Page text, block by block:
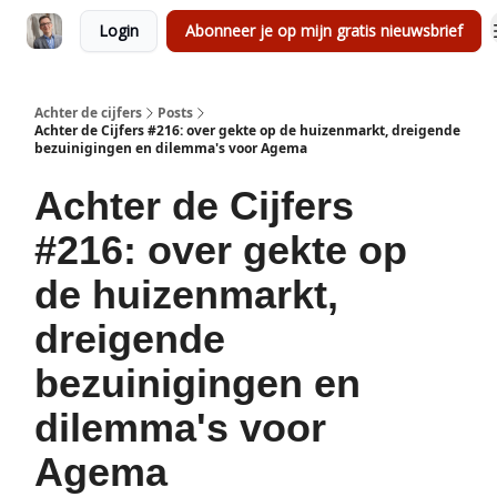
Login Abonneer je op mijn gratis nieuwsbrief
Achter de cijfers
Posts
Achter de Cijfers #216: over gekte op de huizenmarkt, dreigende
bezuinigingen en dilemma's voor Agema
Achter de Cijfers
#216: over gekte op
de huizenmarkt,
dreigende
bezuinigingen en
dilemma's voor
Agema